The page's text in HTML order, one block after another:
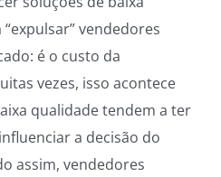
vendedores
é o custo da
vezes, isso acontece
qualidade tendem a ter
a decisão do
assim, vendedores